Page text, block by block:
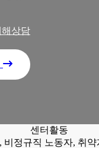
상담
센터활동
비정규직 노동자, 취